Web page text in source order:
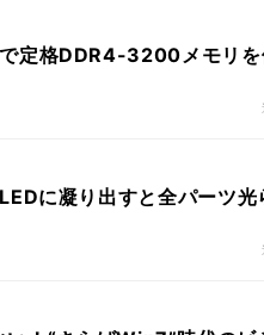
定格DDR4-3200メモリを
に凝り出すと全パーツ光